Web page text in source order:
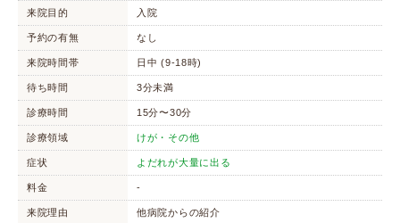
来院目的 入院
予約の有無 なし
来院時間帯 日中 (9-18時)
待ち時間 3分未満
診療時間 15分〜30分
診療領域 けが・その他
症状 よだれが大量に出る
料金 -
来院理由 他病院からの紹介